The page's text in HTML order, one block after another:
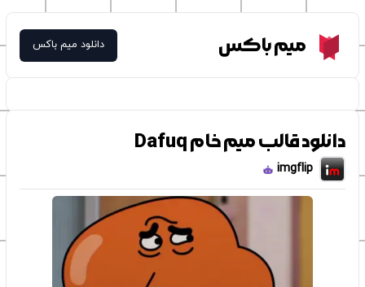
Meme Boxمیم باکس دانلود میم باکس
دانلود قالب میم خام Dafuq
imgflip